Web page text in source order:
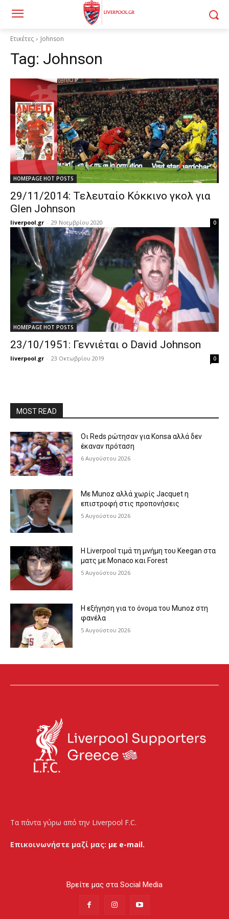
Ετικέτες Johnson
Tag: Johnson
HOMEPAGE HOT POSTS
29/11/2014: Τελευταίο Κόκκινο γκολ για
Glen Johnson
liverpool.gr - 29 Νοεμβρίου 2020 0
HOMEPAGE HOT POSTS
23/10/1951: Γεννιέται ο David Johnson
liverpool.gr - 23 Οκτωβρίου 2019 0
MOST READ
Οι Reds ρώτησαν για Konsa αλλά δεν
έκαναν πρόταση
6 Αυγούστου 2026
Με Munoz αλλά χωρίς Jacquet η
επιστροφή στις προπονήσεις
5 Αυγούστου 2026
Η Liverpool τιμά τη μνήμη του Keegan στα
ματς με Monaco και Forest
5 Αυγούστου 2026
Η εξήγηση για το όνομα του Munoz στη
φανέλα
5 Αυγούστου 2026
Τα πάντα γύρω από την Liverpool F.C.
Επικοινωνήστε μαζί μας: με e-mail.
Βρείτε μας στα Social Media